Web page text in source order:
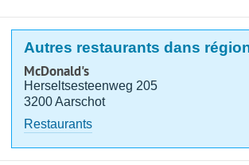
Autres restaurants dans
McDonald's
Herseltsesteenweg 205
3200 Aarschot
Restaurants